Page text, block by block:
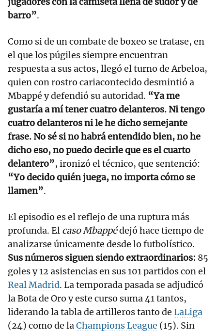
barro”.
Como si de un combate de boxeo se tratase, en
el que los púgiles siempre encuentran
respuesta a sus actos, llegó el turno de Arbeloa,
quien con rostro cariacontecido desmintió a
Mbappé y defendió su autoridad. “Ya me
gustaría a mí tener cuatro delanteros. Ni tengo
cuatro delanteros ni le he dicho semejante
frase. No sé si no habrá entendido bien, no he
dicho eso, no puedo decirle que es el cuarto
delantero”, ironizó el técnico, que sentenció:
“Yo decido quién juega, no importa cómo se
llamen”.
El episodio es el reflejo de una ruptura más
profunda. El caso Mbappédejó hace tiempo de
analizarse únicamente desde lo futbolístico.
Sus números siguen siendo extraordinarios: 85
goles y 12 asistencias en sus 101 partidos con el
Real Madrid. La temporada pasada se adjudicó
la Bota de Oro y este curso suma 41 tantos,
liderando la tabla de artilleros tanto de LaLiga
(24) como de laChampions League (15). Sin